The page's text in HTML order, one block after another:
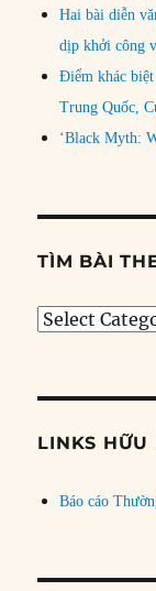
Hai bài diễn
dịp khởi công
Điểm khác
Trung Quốc,
‘Black Myth:
TÌM BÀI
Tìm
đề
LINKS HỮU
Báo cáo